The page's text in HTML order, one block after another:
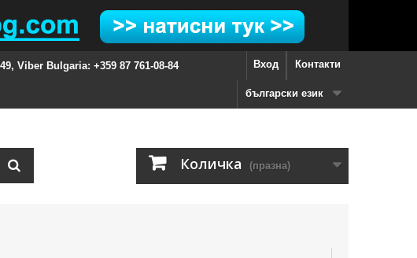
Контакти
Viber Bulgaria: +359 87 761-08-84 Вход
български език
Количка (празна)